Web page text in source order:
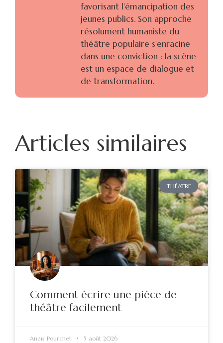
favorisant l'émancipation des
jeunes publics. Son approche
résolument humaniste du
théâtre populaire s'enracine
dans une conviction : la scène
est un espace de dialogue et
de transformation.
Articles similaires
THÉATRE
Comment écrire une pièce de
théâtre facilement
Anaïs Pourchet 5 août 2026